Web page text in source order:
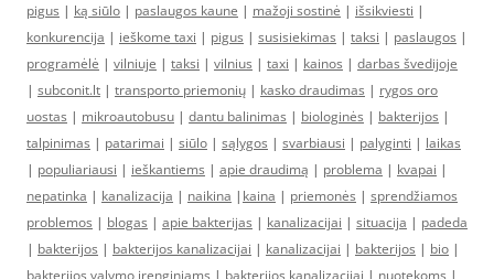
pigus | ką siūlo | paslaugos kaune | mažoji sostinė | išsikviesti |
konkurencija | ieškome taxi | pigus | susisiekimas | taksi | paslaugos |
programėlė | vilniuje | taksi | vilnius | taxi | kainos | darbas švedijoje
| subconit.lt | transporto priemonių | kasko draudimas | rygos oro
uostas | mikroautobusu | dantu balinimas | biologinės | bakterijos |
talpinimas | patarimai | siūlo | sąlygos | svarbiausi | palyginti | laikas
| populiariausi | ieškantiems | apie draudimą | problema | kvapai |
nepatinka | kanalizacija | naikina | kaina | priemonės | sprendžiamos
problemos | blogas | apie bakterijas | kanalizacijai | situacija | padeda
| bakterijos | bakterijos kanalizacijai | kanalizacijai | bakterijos | bio |